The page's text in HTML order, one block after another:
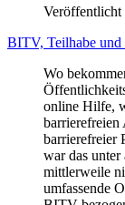
Veröffentlicht
BITV, Teilhabe
Wo
online Hilfe,
barrierefreien
barrierefreier
war das
mittlerweile
umfassende